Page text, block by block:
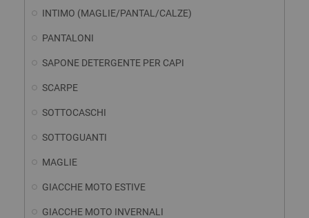
INTIMO (MAGLIE/PANTAL/CALZE)
PANTALONI
SAPONE DETERGENTE PER CAPI
SCARPE
SOTTOCASCHI
SOTTOGUANTI
MAGLIE
GIACCHE MOTO ESTIVE
GIACCHE MOTO INVERNALI